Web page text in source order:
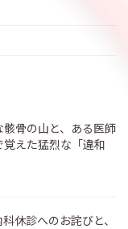
骸骨の山と、ある医師
えた猛烈な「違和
休診へのお詫びと、